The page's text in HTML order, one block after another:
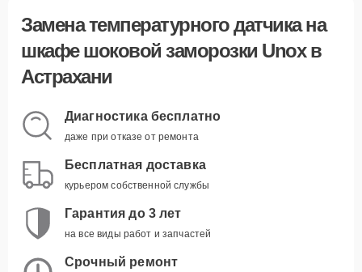
Замена температурного датчикана
шкафе шоковой заморозки Unox в
Астрахани
Диагностика бесплатно
даже при отказе от ремонта
Бесплатная доставка
курьером собственной службы
Гарантия до 3 лет
на все виды работ и запчастей
Срочный ремонт